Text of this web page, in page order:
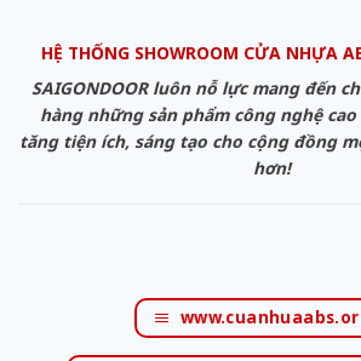
HỆ THỐNG SHOWROOM CỬA NHỰA
SAIGONDOOR luôn nỗ lực mang đến
hàng những sản phẩm công nghệ
tăng tiện ích, sáng tạo cho cộng đồng
hơn!